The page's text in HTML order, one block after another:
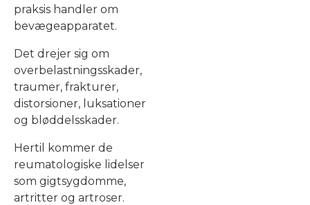
praksis handler om
bevægeapparatet.
Det drejer sig om
overbelastningsskader,
traumer, frakturer,
distorsioner, luksationer
og bløddelsskader.
Hertil kommer de
reumatologiske lidelser
som gigtsygdomme,
artritter og artroser.